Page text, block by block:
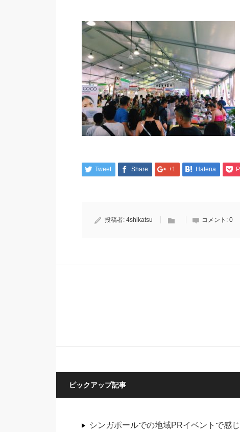
Tweet Share +1 Hatena
投稿者: 4shikatsu コメント: 0
ピックアップ記事
シンガポールでの地域PRイベントで感